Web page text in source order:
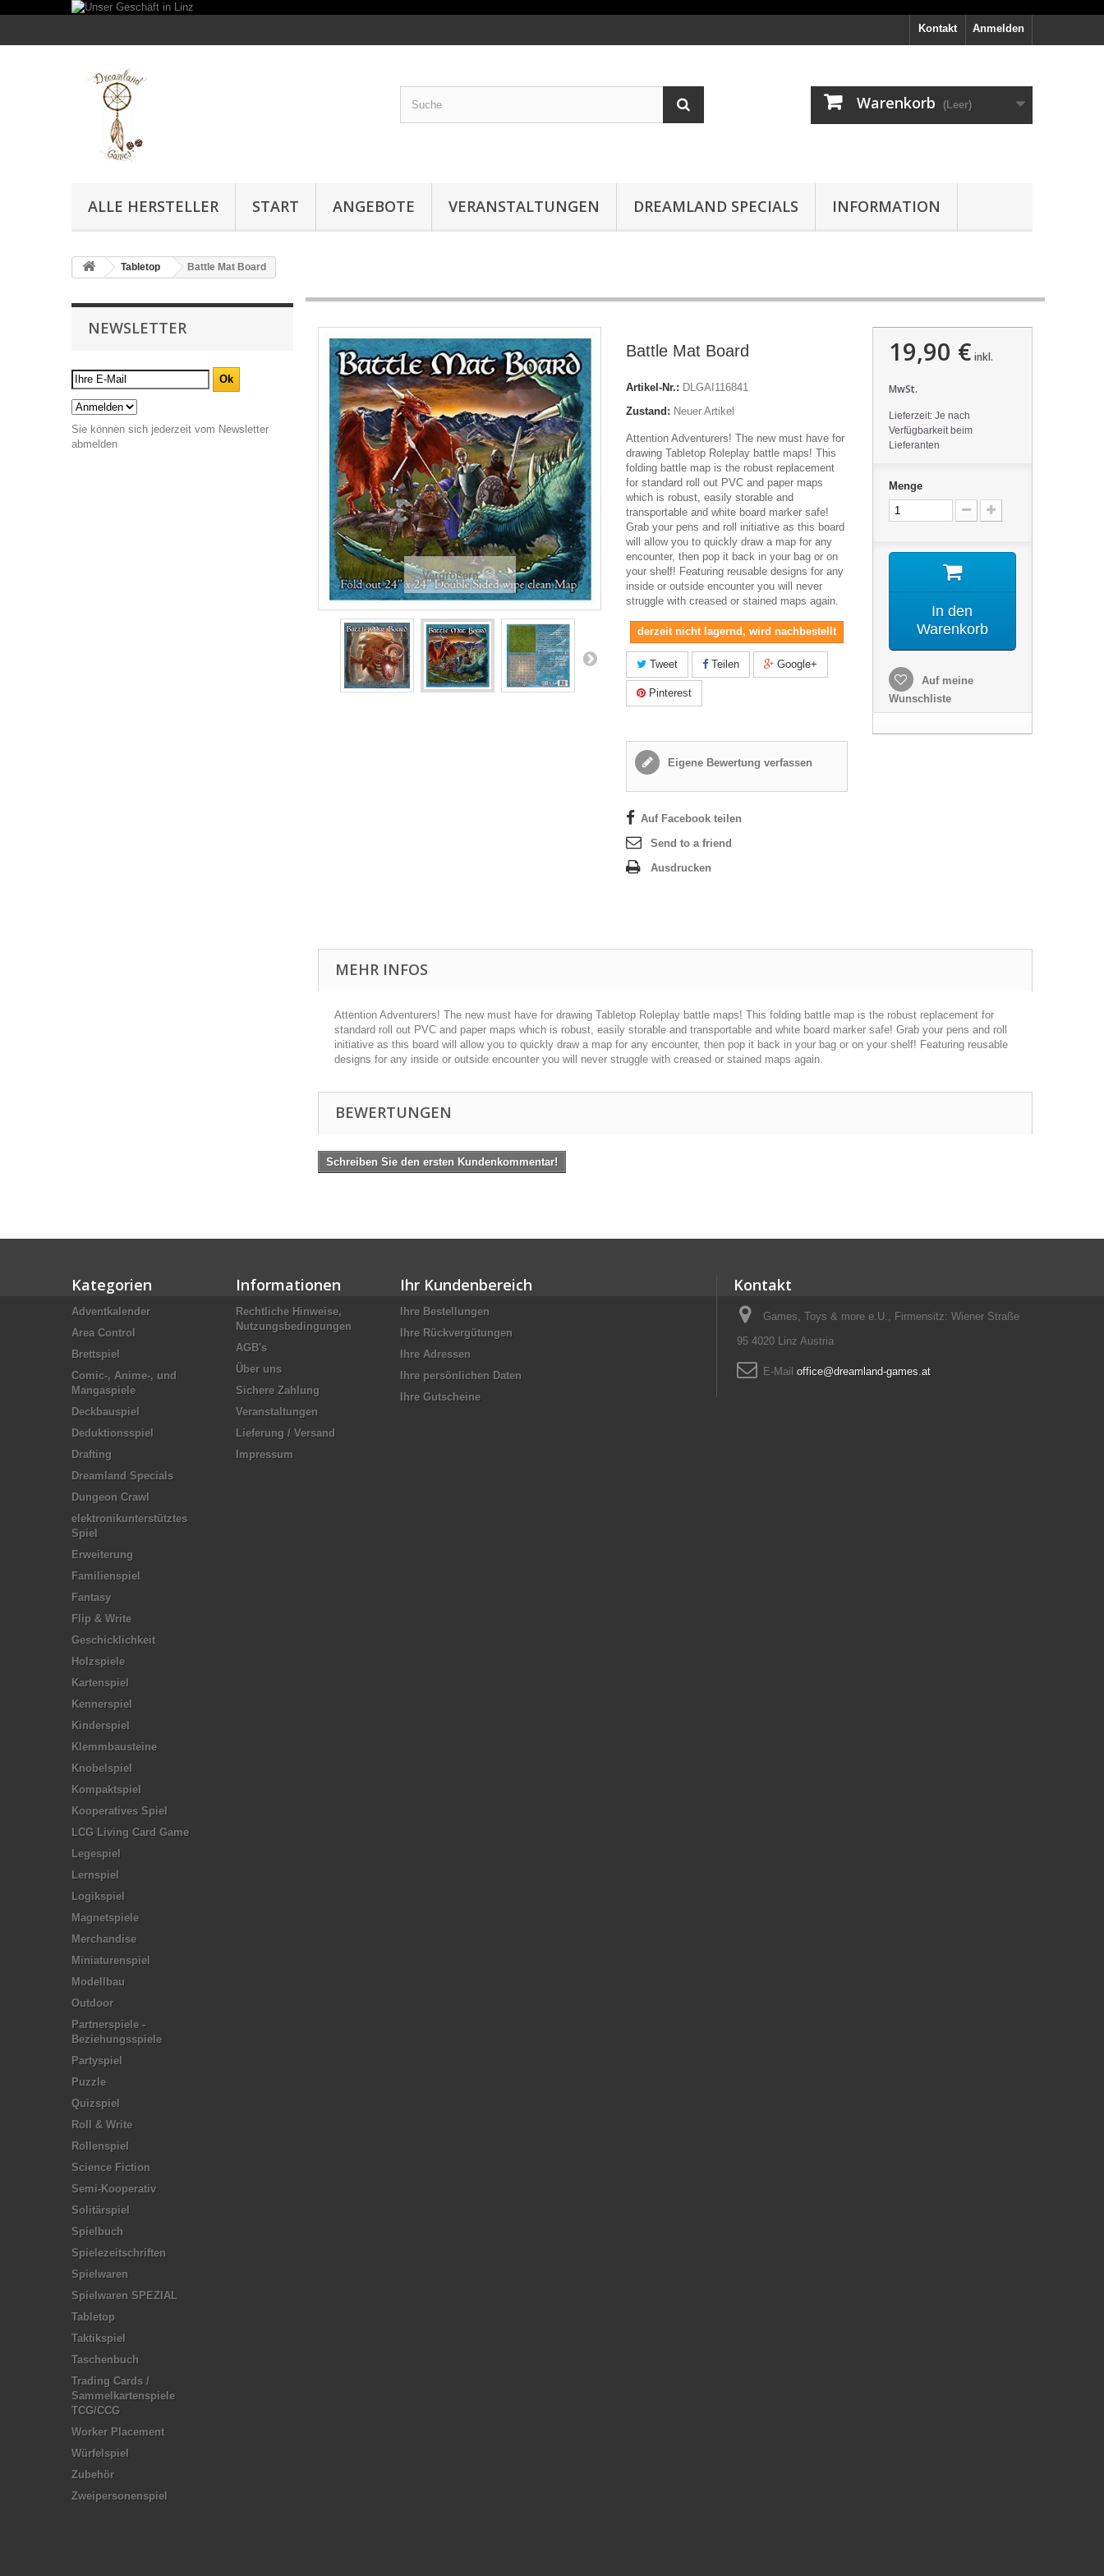
Anmelden
Kontakt
Warenkorb (Leer)
ALLE HERSTELLER START ANGEBOTE VERANSTALTUNGEN DREAMLAND SPECIALS INFORMATION
Tabletop Battle Mat Board
NEWSLETTER
Sie können sich jederzeit vom Newsletter
abmelden
Vergrößern
Battle Mat Board
Artikel-Nr.: DLGAI116841
Zustand: Neuer Artikel
Attention Adventurers! The new must have for
drawing Tabletop Roleplay battle maps! This
folding battle map is the robust replacement
for standard roll out PVC and paper maps
which is robust, easily storable and
transportable and white board marker safe!
Grab your pens and roll initiative as this board
will allow you to quickly draw a map for any
encounter, then pop it back in your bag or on
your shelf! Featuring reusable designs for any
inside or outside encounter you will never
struggle with creased or stained maps again.
derzeit nicht lagernd, wird nachbestellt
Tweet Teilen Google+
Pinterest
Eigene Bewertung verfassen
Auf Facebook teilen
Send to a friend
Ausdrucken
19,90 € inkl.
MwSt.
Lieferzeit: Je nach
Verfügbarkeit beim
Lieferanten
Menge
In den
Warenkorb
Auf meine
Wunschliste
MEHR INFOS
Attention Adventurers! The new must have for drawing Tabletop Roleplay battle maps! This folding battle map is the robust replacement for
standard roll out PVC and paper maps which is robust, easily storable and transportable and white board marker safe! Grab your pens and roll
initiative as this board will allow you to quickly draw a map for any encounter, then pop it back in your bag or on your shelf! Featuring reusable
designs for any inside or outside encounter you will never struggle with creased or stained maps again.
BEWERTUNGEN
Schreiben Sie den ersten Kundenkommentar!
Kategorien
Adventkalender
Area Control
Brettspiel
Comic-, Anime-, und
Mangaspiele
Deckbauspiel
Deduktionsspiel
Drafting
Dreamland Specials
Dungeon Crawl
elektronikunterstütztes
Spiel
Erweiterung
Familienspiel
Fantasy
Flip & Write
Geschicklichkeit
Holzspiele
Kartenspiel
Kennerspiel
Kinderspiel
Klemmbausteine
Knobelspiel
Kompaktspiel
Kooperatives Spiel
LCG Living Card Game
Legespiel
Lernspiel
Logikspiel
Magnetspiele
Merchandise
Miniaturenspiel
Modellbau
Outdoor
Partnerspiele -
Beziehungsspiele
Partyspiel
Puzzle
Quizspiel
Roll & Write
Rollenspiel
Science Fiction
Semi-Kooperativ
Solitärspiel
Spielbuch
Spielezeitschriften
Spielwaren
Spielwaren SPEZIAL
Tabletop
Taktikspiel
Taschenbuch
Trading Cards /
Sammelkartenspiele
TCG/CCG
Worker Placement
Würfelspiel
Zubehör
Zweipersonenspiel
Informationen
Rechtliche Hinweise,
Nutzungsbedingungen
AGB's
Über uns
Sichere Zahlung
Veranstaltungen
Lieferung / Versand
Impressum
Ihr Kundenbereich
Ihre Bestellungen
Ihre Rückvergütungen
Ihre Adressen
Ihre persönlichen Daten
Ihre Gutscheine
Kontakt
Games, Toys & more e.U., Firmensitz: Wiener Straße
95 4020 Linz Austria
E-Mail office@dreamland-games.at